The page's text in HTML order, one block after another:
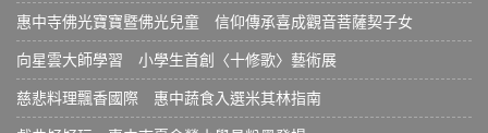
惠中寺佛光寶寶暨佛光兒童 信仰傳承喜成觀音菩薩契子女
向星雲大師學習 小學生首創〈十修歌〉藝術展
慈悲料理飄香國際 惠中蔬食入選米其林指南